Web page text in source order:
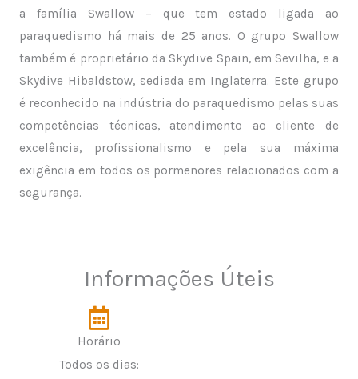
a família Swallow – que tem estado ligada ao
paraquedismo há mais de 25 anos. O grupo Swallow
também é proprietário da Skydive Spain, em Sevilha, e a
Skydive Hibaldstow, sediada em Inglaterra. Este grupo
é reconhecido na indústria do paraquedismo pelas suas
competências técnicas, atendimento ao cliente de
excelência, profissionalismo e pela sua máxima
exigência em todos os pormenores relacionados com a
segurança.
Informações Úteis
Horário
Todos os dias: